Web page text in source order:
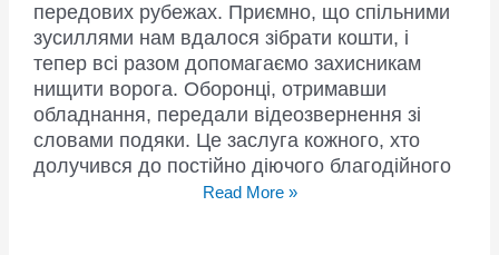
передових рубежах. Приємно, що спільними
зусиллями нам вдалося зібрати кошти, і
тепер всі разом допомагаємо захисникам
нищити ворога. Оборонці, отримавши
обладнання, передали відеозвернення зі
словами подяки. Це заслуга кожного, хто
долучився до постійно діючого благодійного
Бойове
Read More »